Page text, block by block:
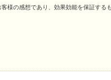
様の感想であり、効果効能を保証する